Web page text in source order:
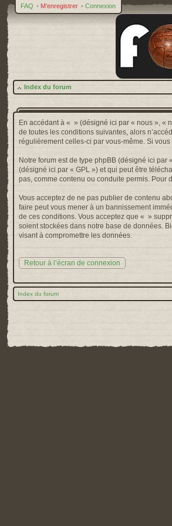
FAQ • M’enregistrer • Connexion
Index du forum
En accédant à « » (désigné ici par « nous », «
de toutes les conditions suivantes, alors
régulièrement celles-ci par vous-même. Si
Notre forum est de type phpBB (désigné ici
(désigné ici par « GPL ») et qui peut être
pas, comme contenu ou conduite permis. Pour
Vous acceptez de ne pas publier de contenu
faire peut vous mener à un bannissement
de ces conditions. Vous acceptez que « »
soient stockées dans notre base de données.
visant à compromettre les données.
Retour à l’écran de connexion
Index du forum